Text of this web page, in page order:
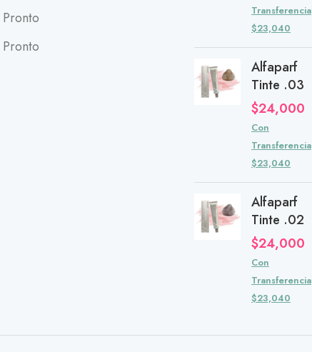
Transferencia
$23,040
Alfaparf
Tinte .03
$24,000
Con
Transferencia
$23,040
Alfaparf
Tinte .02
$24,000
Con
Transferencia
$23,040